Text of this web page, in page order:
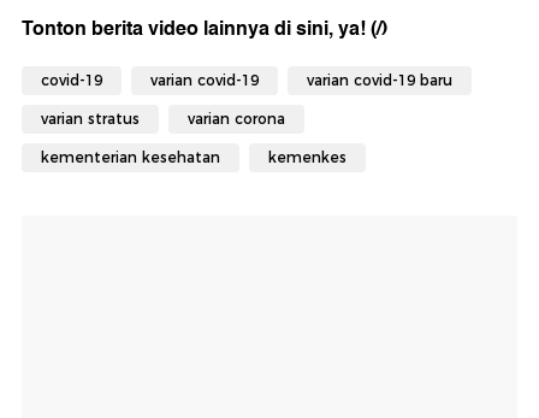
Tonton berita video lainnya di sini, ya!(/)
covid-19 varian covid-19 varian covid-19 baru
varian stratus varian corona
kementerian kesehatan kemenkes